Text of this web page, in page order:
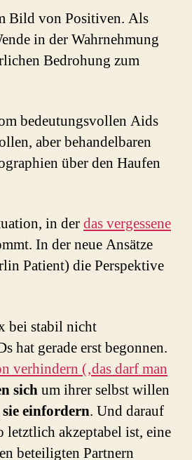
Bild von Positiven. Als
in der Wahrnehmung
Bedrohung zum
bedeutungsvollen Aids
aber behandelbaren
über den Haufen
in derdas vergessene
In der neue Ansätze
Patient) die Perspektive
bei stabil nicht
hat gerade erst begonnen.
verhindern (‚das darf man
sichum ihrer selbst willen
einfordern. Und darauf
letztlich akzeptabel ist, eine
beteiligten Partnern